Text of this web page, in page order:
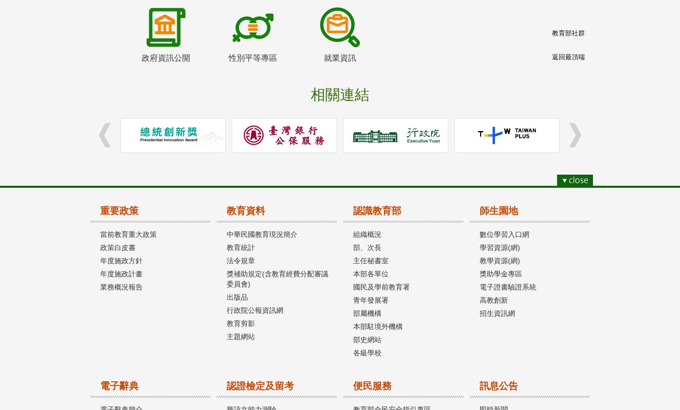
政府資訊公開 性別平等專區 就業資訊
相關連結
教育部社群
返回最頂端
重要政策
當前教育重大政策
政策白皮書
年度施政方針
年度施政計畫
業務概況報告
教育資料
中華民國教育現況簡介
教育統計
法令規章
獎補助規定(含教育經費分配審議
委員會)
出版品
行政院公報資訊網
教育剪影
主題網站
認識教育部
組織概況
部、次長
主任秘書室
本部各單位
國民及學前教育署
青年發展署
部屬機構
本部駐境外機構
部史網站
各級學校
師生園地
數位學習入口網
學習資源(網)
教學資源(網)
獎助學金專區
電子證書驗證系統
高教創新
招生資訊網
電子辭典 認證檢定及留考 便民服務 訊息公告